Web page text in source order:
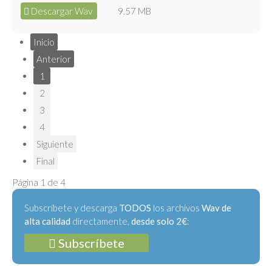
Descargar Wav 9.57 MB
Inicio
Anterior
1
2
3
4
Siguiente
Final
Página 1 de 4
Subscríbete y descarga TODOS los archivos Wav de
alta calidad directamente, desde solo 2€:
Subscríbete